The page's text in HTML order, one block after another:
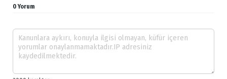
0 Yorum